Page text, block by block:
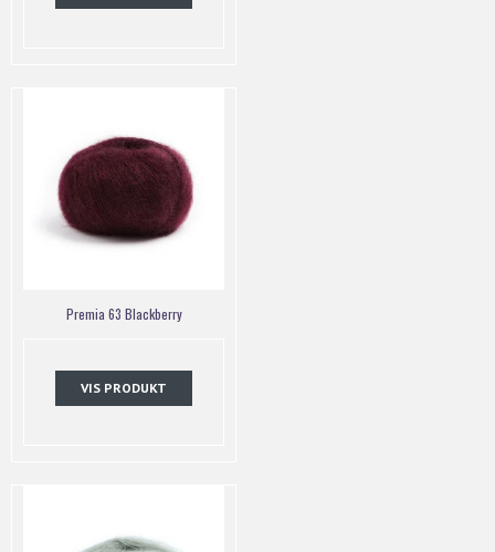
Premia 63 Blackberry
VIS PRODUKT